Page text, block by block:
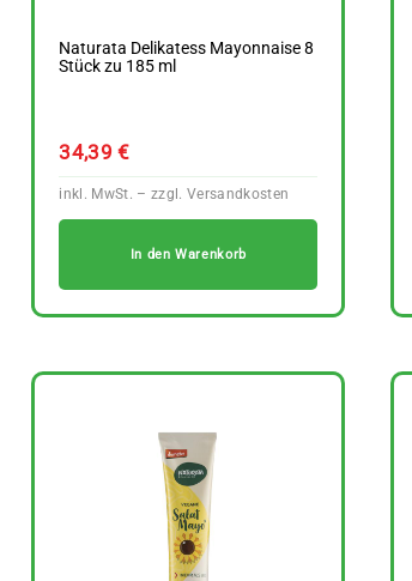
Naturata Delikatess Mayonnaise 8
Stück zu 185 ml
34,39€
In den Warenkorb